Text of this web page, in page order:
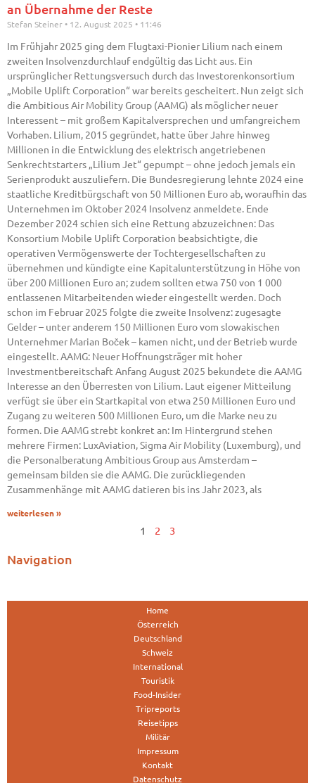
an Übernahme der Reste
Stefan Steiner 12. August 2025 11:46
Im Frühjahr 2025 ging dem Flugtaxi-Pionier Lilium nach einem
zweiten Insolvenzdurchlauf endgültig das Licht aus. Ein
ursprünglicher Rettungsversuch durch das Investorenkonsortium
„Mobile Uplift Corporation“ war bereits gescheitert. Nun zeigt sich
die Ambitious Air Mobility Group (AAMG) als möglicher neuer
Interessent – mit großem Kapitalversprechen und umfangreichem
Vorhaben. Lilium, 2015 gegründet, hatte über Jahre hinweg
Millionen in die Entwicklung des elektrisch angetriebenen
Senkrechtstarters „Lilium Jet“ gepumpt – ohne jedoch jemals ein
Serienprodukt auszuliefern. Die Bundesregierung lehnte 2024 eine
staatliche Kreditbürgschaft von 50 Millionen Euro ab, woraufhin das
Unternehmen im Oktober 2024 Insolvenz anmeldete. Ende
Dezember 2024 schien sich eine Rettung abzuzeichnen: Das
Konsortium Mobile Uplift Corporation beabsichtigte, die
operativen Vermögenswerte der Tochtergesellschaften zu
übernehmen und kündigte eine Kapitalunterstützung in Höhe von
über 200 Millionen Euro an; zudem sollten etwa 750 von 1 000
entlassenen Mitarbeitenden wieder eingestellt werden. Doch
schon im Februar 2025 folgte die zweite Insolvenz: zugesagte
Gelder – unter anderem 150 Millionen Euro vom slowakischen
Unternehmer Marian Boček – kamen nicht, und der Betrieb wurde
eingestellt. AAMG: Neuer Hoffnungsträger mit hoher
Investmentbereitschaft Anfang August 2025 bekundete die AAMG
Interesse an den Überresten von Lilium. Laut eigener Mitteilung
verfügt sie über ein Startkapital von etwa 250 Millionen Euro und
Zugang zu weiteren 500 Millionen Euro, um die Marke neu zu
formen. Die AAMG strebt konkret an: Im Hintergrund stehen
mehrere Firmen: LuxAviation, Sigma Air Mobility (Luxemburg), und
die Personalberatung Ambitious Group aus Amsterdam –
gemeinsam bilden sie die AAMG. Die zurückliegenden
Zusammenhänge mit AAMG datieren bis ins Jahr 2023, als
weiterlesen »
1 2 3
Navigation
Home
Österreich
Deutschland
Schweiz
International
Touristik
Food-Insider
Tripreports
Reisetipps
Militär
Impressum
Kontakt
Datenschutz